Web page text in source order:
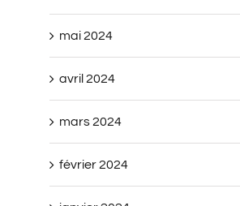
mai 2024
avril 2024
mars 2024
février 2024